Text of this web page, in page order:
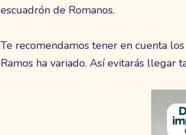
escuadrón de Romanos.
Te recomendamos tener en cuenta
Ramos ha variado. Así evitarás llegar